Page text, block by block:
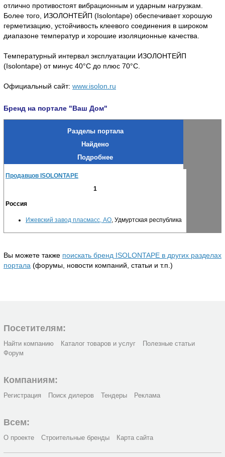
отлично противостоят вибрационным и ударным нагрузкам.
Более того, ИЗОЛОНТЕЙП (Isolontape) обеспечивает хорошую
герметизацию, устойчивость клеевого соединения в широком
диапазоне температур и хорошие изоляционные качества.
Температурный интервал эксплуатации ИЗОЛОНТЕЙП
(Isolontape) от минус 40°С до плюс 70°С.
Официальный сайт: www.isolon.ru
Бренд на портале "Ваш Дом"
Разделы портала
Найдено
Подробнее
Продавцов ISOLONTAPE
1
Россия
Ижевский завод пласмасс, АО, Удмуртская республика
Вы можете также поискать бренд ISOLONTAPE в других разделах
портала (форумы, новости компаний, статьи и т.п.)
Посетителям:
Найти компанию Каталог товаров и услуг
Полезные статьи
Форум
Компаниям:
Регистрация Поиск дилеров Тендеры Реклама
Всем:
О проекте Строительные бренды Карта сайта